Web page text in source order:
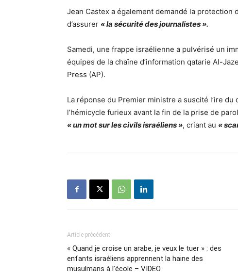
Jean Castex a également demandé la protection
d’assurer « la sécurité des journalistes ».
Samedi, une frappe israélienne a pulvérisé un
équipes de la chaîne d’information qatarie Al-
Press (AP).
La réponse du Premier ministre a suscité l’ire
l’hémicycle furieux avant la fin de la prise de
« un mot sur les civils israéliens », criant au «
Article précédent
« Quand je croise un arabe, je veux le tuer » : des
enfants israéliens apprennent la haine des
musulmans à l’école – VIDEO